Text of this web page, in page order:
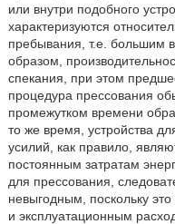
или внутри подобного
характеризуются
пребывания, т.е. большим
образом,
спекания, при этом
процедура прессования
промежутком времени
то же время, устройства
усилий, как правило,
постоянным затратам
для прессования,
невыгодным, поскольку
и эксплуатационным